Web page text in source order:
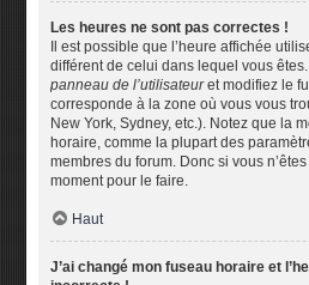
Les heures ne sont pas correctes !
Il est possible que l’heure affichée
différent de celui dans lequel vous
panneau de l’utilisateuret modifiez le
corresponde à la zone où vous vous
New York, Sydney, etc.). Notez que la
horaire, comme la plupart des
membres du forum. Donc si vous
moment pour le faire.
Haut
J’ai changé mon fuseau horaire et